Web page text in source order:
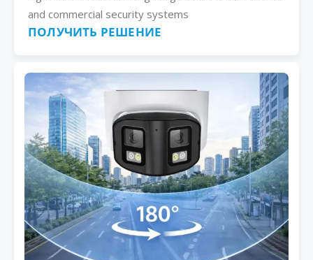
and commercial security systems
ПОЛУЧИТЬ РЕШЕНИЕ